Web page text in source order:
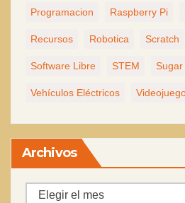
Programacion Raspberry Pi
Recursos Robotica Scratch
Software Libre STEM Sugar
Vehículos Eléctricos
Archivos
Archivos